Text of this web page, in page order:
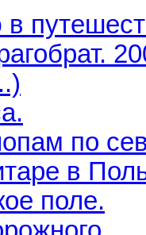
по
в
поле.